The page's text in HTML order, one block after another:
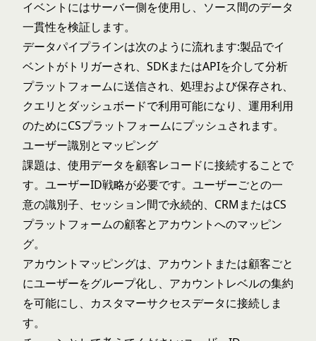
イベントにはサーバー側を使用し、ソース間のデータ
一貫性を検証します。
データパイプラインは次のように流れます:製品でイ
ベントがトリガーされ、SDKまたはAPIを介して分析
プラットフォームに送信され、処理および保存され、
クエリとダッシュボードで利用可能になり、運用利用
のためにCSプラットフォームにプッシュされます。
ユーザー識別とマッピング
課題は、使用データを顧客レコードに接続することで
す。ユーザーID戦略が必要です。ユーザーごとの一
意の識別子、セッション間で永続的、CRMまたはCS
プラットフォームの顧客とアカウントへのマッピン
グ。
アカウントマッピングは、アカウントまたは顧客ごと
にユーザーをグループ化し、アカウントレベルの集約
を可能にし、カスタマーサクセスデータに接続しま
す。